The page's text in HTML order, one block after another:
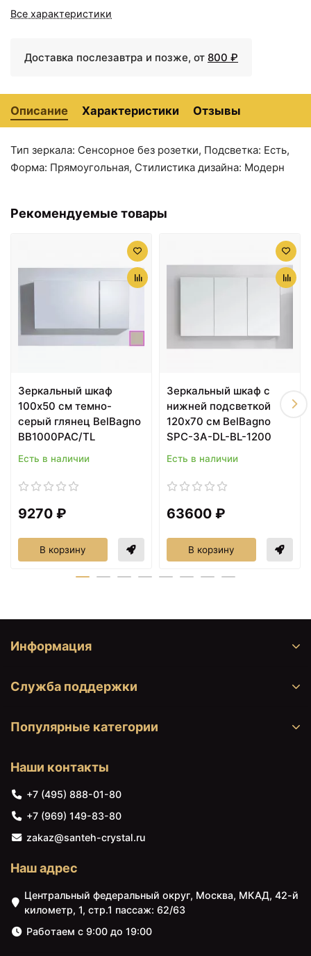
Сорренто 00196650
Сорренто 00196651
22782 ₽
Зеркало с подсветкой
100х85 см Aquanet
Сорренто 00196652
24225 ₽
Зеркало Aquanet
Сорренто 110 196655 с
подсветкой с
инфракрасным
управлением 196655
Зеркало с подсветкой
Сорренто 00196655
Зеркало с подсветкой
Все характеристики
Доставка послезавтра и позже, от 800 ₽
Описание Характеристики Отзывы
Тип зеркала: Сенсорное без розетки, Подсветка: Есть,
Форма: Прямоугольная, Стилистика дизайна: Модерн
Рекомендуемые товары
Зеркальный шкаф
100х50 см темно-
серый глянец BelBagno
BB1000PAC/TL
Есть в наличии
9270 ₽
В корзину
Зеркальный шкаф с
нижней подсветкой
120х70 см BelBagno
SPC-3A-DL-BL-1200
Есть в наличии
63600 ₽
В корзину
Информация
Служба поддержки
Популярные категории
Наши контакты
+7 (495) 888-01-80
+7 (969) 149-83-80
zakaz@santeh-crystal.ru
Наш адрес
Центральный федеральный округ, Москва, МКАД, 42-й
километр, 1, стр.1 пассаж: 62/63
Работаем с 9:00 до 19:00